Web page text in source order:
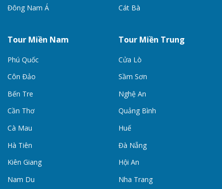
Đông Nam Á
Cát Bà
Tour Miền Nam
Phú Quốc
Côn Đảo
Bến Tre
Cần Thơ
Cà Mau
Hà Tiên
Kiên Giang
Nam Du
Tour Miền Trung
Cửa Lò
Sầm Sơn
Nghệ An
Quảng Bình
Huế
Đà Nẵng
Hội An
Nha Trang